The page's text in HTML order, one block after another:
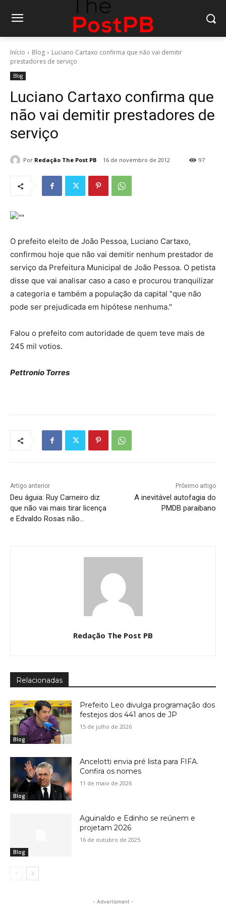
Início Blog
Luciano Cartaxo confirma que não vai demitir
prestadores de serviço
Blog
Luciano Cartaxo confirma que
não vai demitir prestadores de
serviço
Por Redação The Post PB 16 de novembro de 2012 97
O prefeito eleito de João Pessoa, Luciano Cartaxo,
confirmou hoje que não vai demitir nenhum prestador de
serviço da Prefeitura Municipal de João Pessoa. O petista
disse que vai analisar caso a caso e procurou tranquilizar
a categoria e também a população da capital "que não
pode ser prejudicada em hipótese nenhuma."
Falou o prefeito com autoridade de quem teve mais de
245 mil votios.
Pettronio Torres
Artigo anterior
Deu águia: Ruy Carneiro diz
que não vai mais tirar licença
e Edvaldo Rosas não…
Próximo artigo
A inevitável autofagia do
PMDB paraibano
Redação The Post PB
Relacionadas
Blog
Prefeito Leo divulga programação dos
festejos dos 441 anos de JP
15 de julho de 2026
Blog
Ancelotti envia pré lista para FIFA.
Confira os nomes
11 de maio de 2026
Blog
Aguinaldo e Edinho se reúnem e
projetam 2026
16 de outubro de 2025
- Advertisment -